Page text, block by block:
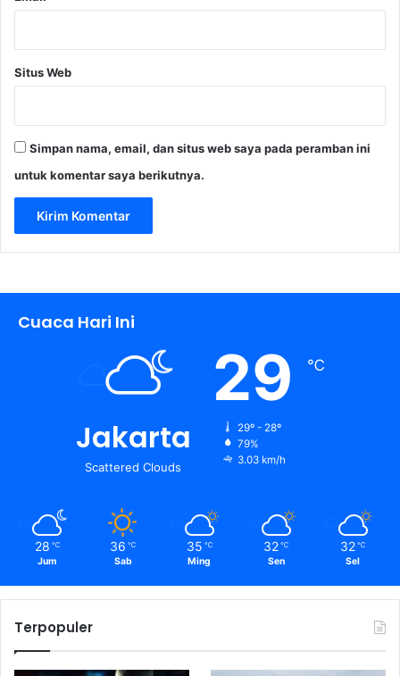
Situs Web
Simpan nama, email, dan situs web saya pada peramban ini
untuk komentar saya berikutnya.
Cuaca Hari Ini
Jakarta
Scattered Clouds
29 ℃
29º - 28º
79%
3.03 km/h
28 ℃
Jum
36 ℃
Sab
35 ℃
Ming
32 ℃
Sen
32 ℃
Sel
Terpopuler